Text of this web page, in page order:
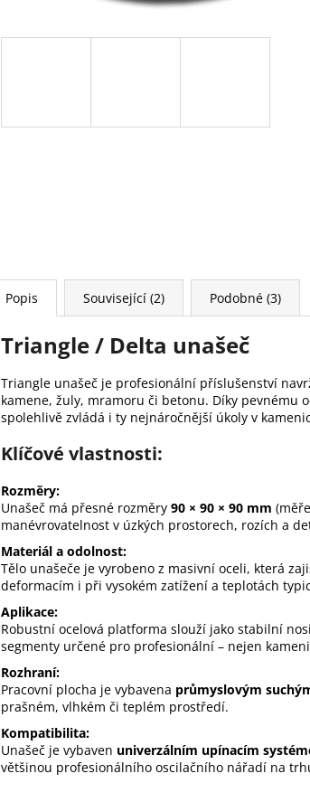
Popis Související (2) Podobné (3)
Triangle / Delta unašeč
Triangle unašeč je profesionální příslušenství
kamene, žuly, mramoru či betonu. Díky pevnému
spolehlivě zvládá i ty nejnáročnější úkoly v
Klíčové vlastnosti:
Rozměry:
Unašeč má přesné rozměry 90 × 90 × 90 mm
manévrovatelnost v úzkých prostorech, rozích a
Materiál a odolnost:
Tělo unašeče je vyrobeno z masivní oceli, která
deformacím i při vysokém zatížení a teplotách
Aplikace:
Robustní ocelová platforma slouží jako stabilní
segmenty určené pro profesionální – nejen
Rozhraní:
Pracovní plocha je vybavena průmyslovým
prašném, vlhkém či teplém prostředí.
Kompatibilita:
Unašeč je vybaven univerzálním upínacím
většinou profesionálního oscilačního nářadí na